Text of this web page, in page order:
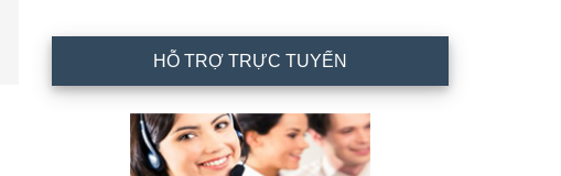
HỖ TRỢ TRỰC TUYẾN